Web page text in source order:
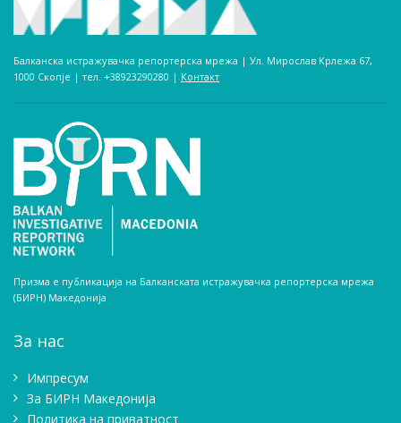
Балканска истражувачка репортерска мрежа | Ул. Мирослав Крлежа 67,
1000 Скопје | тел. +38923290280­ | Контакт
Призма е публикација на Балканската истражувачка репортерска мрежа
(БИРН) Македонија
За нас
Импресум
Зa БИРН Македонија
Политика на приватност